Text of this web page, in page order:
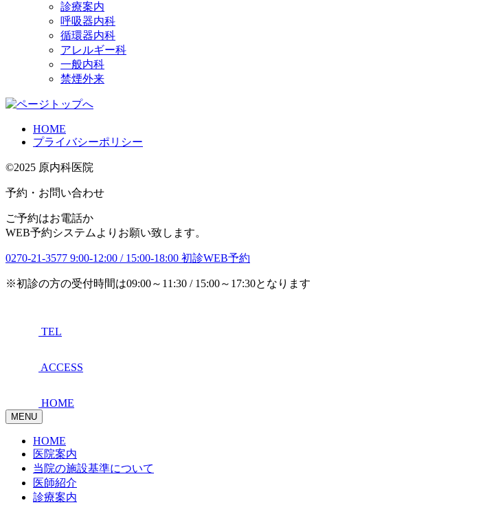
診療案内
呼吸器内科
循環器内科
アレルギー科
一般内科
禁煙外来
HOME
プライバシーポリシー
©2025 原内科医院
予約・お問い合わせ
ご予約はお電話か
WEB予約システムよりお願い致します。
0270-21-3577 9:00-12:00 / 15:00-18:00 初診WEB予約
※初診の方の受付時間は09:00～11:30 / 15:00～17:30となります
TEL
ACCESS
HOME
MENU
HOME
医院案内
当院の施設基準について
医師紹介
診療案内